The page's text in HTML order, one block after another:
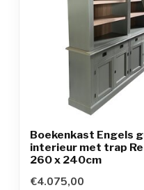
Boekenkast Engels
interieur met trap
260 x 240cm
€4.075,00